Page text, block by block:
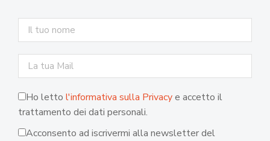
Ho letto l'informativa sulla Privacye accetto il
trattamento dei dati personali.
Acconsento ad iscrivermi alla newsletter del